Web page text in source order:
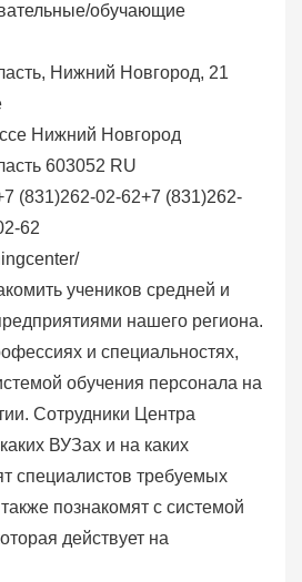
обучающие
Нижний Новгород, 21
Нижний Новгород
603052 RU
(831)262-02-62+7 (831)262-
62
учеников средней и
нашего региона.
и специальностях,
обучения персонала на
Сотрудники Центра
ВУЗах и на каких
специалистов требуемых
познакомят с системой
действует на